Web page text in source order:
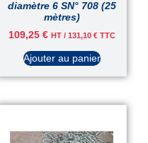
diamètre 6 SN° 708 (25
mètres)
109,25 € HT / 131,10 €TTC
Ajouter au panier